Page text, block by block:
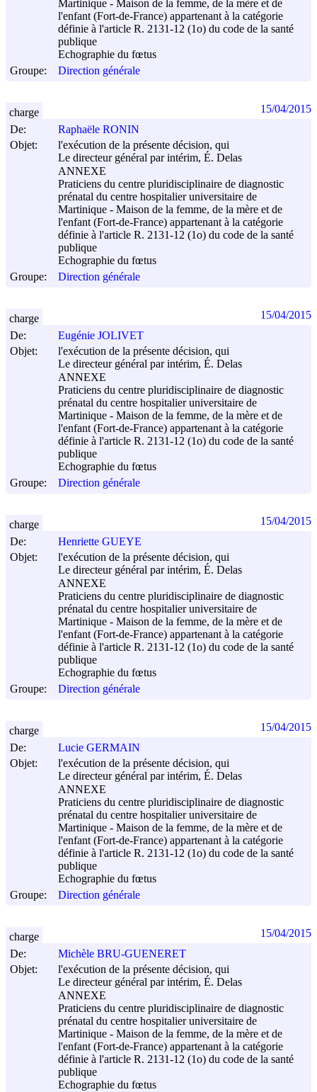
Martinique - Maison de la femme, de la mère et de
l'enfant (Fort-de-France) appartenant à la catégorie
définie à l'article R. 2131-12 (1o) du code de la santé
publique
Echographie du fœtus
Groupe:
Direction générale
De:
Raphaële RONIN
Objet:
l'exécution de la présente décision, qui
Le directeur général par intérim, É. Delas
ANNEXE
Praticiens du centre pluridisciplinaire de diagnostic
prénatal du centre hospitalier universitaire de
Martinique - Maison de la femme, de la mère et de
l'enfant (Fort-de-France) appartenant à la catégorie
définie à l'article R. 2131-12 (1o) du code de la santé
publique
Echographie du fœtus
Groupe:
Direction générale
charge 15/04/2015
De:
Eugénie JOLIVET
Objet:
l'exécution de la présente décision, qui
Le directeur général par intérim, É. Delas
ANNEXE
Praticiens du centre pluridisciplinaire de diagnostic
prénatal du centre hospitalier universitaire de
Martinique - Maison de la femme, de la mère et de
l'enfant (Fort-de-France) appartenant à la catégorie
définie à l'article R. 2131-12 (1o) du code de la santé
publique
Echographie du fœtus
Groupe:
Direction générale
charge 15/04/2015
De:
Henriette GUEYE
Objet:
l'exécution de la présente décision, qui
Le directeur général par intérim, É. Delas
ANNEXE
Praticiens du centre pluridisciplinaire de diagnostic
prénatal du centre hospitalier universitaire de
Martinique - Maison de la femme, de la mère et de
l'enfant (Fort-de-France) appartenant à la catégorie
définie à l'article R. 2131-12 (1o) du code de la santé
publique
Echographie du fœtus
Groupe:
Direction générale
charge 15/04/2015
De:
Lucie GERMAIN
Objet:
l'exécution de la présente décision, qui
Le directeur général par intérim, É. Delas
ANNEXE
Praticiens du centre pluridisciplinaire de diagnostic
prénatal du centre hospitalier universitaire de
Martinique - Maison de la femme, de la mère et de
l'enfant (Fort-de-France) appartenant à la catégorie
définie à l'article R. 2131-12 (1o) du code de la santé
publique
Echographie du fœtus
Groupe:
Direction générale
charge 15/04/2015
De:
Michèle BRU-GUENERET
Objet:
l'exécution de la présente décision, qui
Le directeur général par intérim, É. Delas
ANNEXE
Praticiens du centre pluridisciplinaire de diagnostic
prénatal du centre hospitalier universitaire de
Martinique - Maison de la femme, de la mère et de
l'enfant (Fort-de-France) appartenant à la catégorie
définie à l'article R. 2131-12 (1o) du code de la santé
publique
Echographie du fœtus
charge 15/04/2015